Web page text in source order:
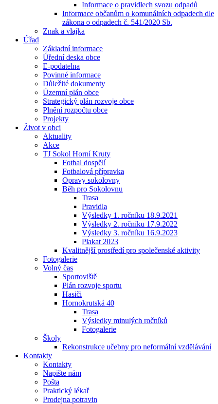
Informace o pravidlech svozu odpadů
Informace občanům o komunálních odpadech dle
zákona o odpadech č. 541/2020 Sb.
Znak a vlajka
Úřad
Základní informace
Úřední deska obce
E-podatelna
Povinné informace
Důležité dokumenty
Územní plán obce
Strategický plán rozvoje obce
Plnění rozpočtu obce
Projekty
Život v obci
Aktuality
Akce
TJ Sokol Horní Kruty
Fotbal dospělí
Fotbalová přípravka
Opravy sokolovny
Běh pro Sokolovnu
Trasa
Pravidla
Výsledky 1. ročníku 18.9.2021
Výsledky 2. ročníku 17.9.2022
Výsledky 3. ročníku 16.9.2023
Plakat 2023
Kvalitnější prostředí pro společenské aktivity
Fotogalerie
Volný čas
Sportoviště
Plán rozvoje sportu
Hasiči
Hornokrutská 40
Trasa
Výsledky minulých ročníků
Fotogalerie
Školy
Rekonstrukce učebny pro neformální vzdělávání
Kontakty
Kontakty
Napište nám
Pošta
Praktický lékař
Prodejna potravin